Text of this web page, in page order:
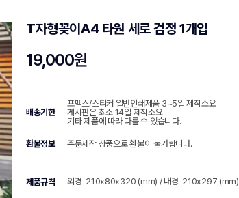
T자형꽂이A4 타원 세로 검정 1개입
19,000원
배송기한
포맥스/스티커 일반인쇄제품 3~5일 제작소요
게시판은 최소 14일 제작소요
기타 제품에 따라 다를 수 있습니다.
환불정보 주문제작 상품으로 환불이 불가합니다.
제품규격 외경-210x80x320 (mm) / 내경-210x297 (mm)